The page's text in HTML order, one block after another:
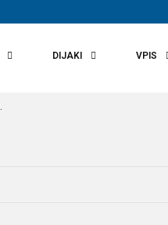
DIJAKI VPIS